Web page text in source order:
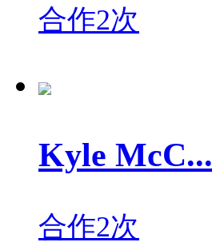
合作2次
Kyle McC...
合作2次